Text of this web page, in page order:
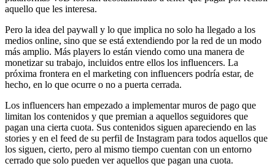
aquello que les interesa.
Pero la idea del paywall y lo que implica no solo ha llegado a los
medios online, sino que se está extendiendo por la red de un modo
más amplio. Más players lo están viendo como una manera de
monetizar su trabajo, incluidos entre ellos los influencers. La
próxima frontera en el marketing con influencers podría estar, de
hecho, en lo que ocurre o no a puerta cerrada.
Los influencers han empezado a implementar muros de pago que
limitan los contenidos y que premian a aquellos seguidores que
pagan una cierta cuota. Sus contenidos siguen apareciendo en las
stories y en el feed de su perfil de Instagram para todos aquellos que
los siguen, cierto, pero al mismo tiempo cuentan con un entorno
cerrado que solo pueden ver aquellos que pagan una cuota.